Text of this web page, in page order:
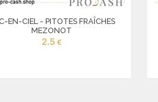
EN-CIEL - PITOTES FRAÎCHES
MEZONOT
2.5